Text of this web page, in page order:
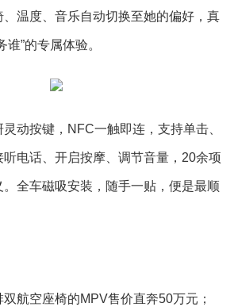
温度、音乐自动切换至她的偏好，真
谁”的专属体验。
动按键，NFC一触即连，支持单击、
电话、开启按摩、调节音量，20余项
全车磁吸安装，随手一贴，便是最顺
航空座椅的MPV售价直奔50万元；